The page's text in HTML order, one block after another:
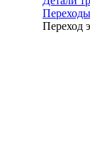
Переходы
Переход